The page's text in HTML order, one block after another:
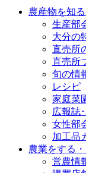
農産物を知
生産部
大分の
直売所
直売所
旬の情
レシピ
家庭菜
広報誌
女性部
加工品
農業をする
営農情